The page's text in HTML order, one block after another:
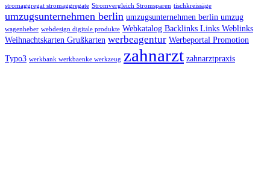
stromaggregat stromaggregate Stromvergleich Stromsparen tischkreissäge
umzugsunternehmen berlin umzugsunternehmen berlin umzug
wagenheber webdesign digitale produkte Webkatalog Backlinks Links Weblinks
Weihnachtskarten Grußkarten werbeagentur Werbeportal Promotion
Typo3 werkbank werkbaenke werkzeug zahnarzt zahnarztpraxis